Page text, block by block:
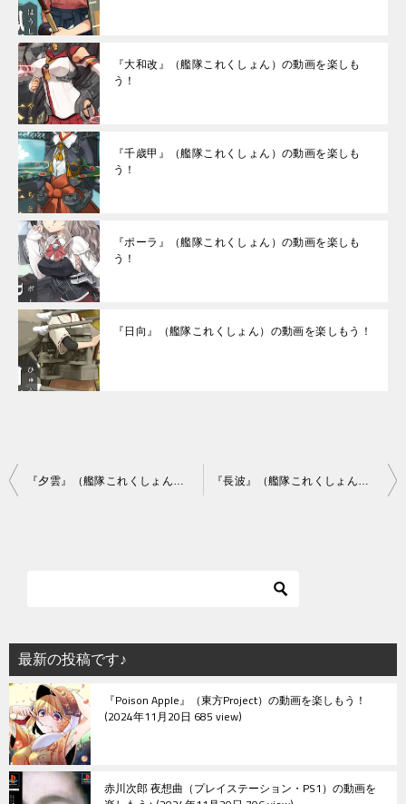
『大和改』（艦隊これくしょん）の動画を楽しも
う！
『千歳甲』（艦隊これくしょん）の動画を楽しも
う！
『ポーラ』（艦隊これくしょん）の動画を楽しも
う！
『日向』（艦隊これくしょん）の動画を楽しもう！
投
シ
ョ
ン
最新の投稿です♪
『Poison Apple』（東方Project）の動画を楽しもう！
2024年11月20日 685 view
赤川次郎 夜想曲（プレイステーション・PS1）の動画を